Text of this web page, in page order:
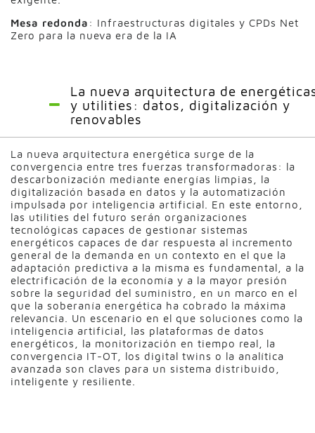
Mesa redonda : Infraestructuras digitales y CPDs Net
Zero para la nueva era de la IA
La nueva arquitectura de
y utilities: datos, digitalización y
renovables
La nueva arquitectura energética surge de la
convergencia entre tres fuerzas transformadoras: la
descarbonización mediante energías limpias, la
digitalización basada en datos y la automatización
impulsada por inteligencia artificial. En este entorno,
las utilities del futuro serán organizaciones
tecnológicas capaces de gestionar sistemas
energéticos capaces de dar respuesta al incremento
general de la demanda en un contexto en el que la
adaptación predictiva a la misma es fundamental, a la
electrificación de la economía y a la mayor presión
sobre la seguridad del suministro, en un marco en el
que la soberanía energética ha cobrado la máxima
relevancia. Un escenario en el que soluciones como la
inteligencia artificial, las plataformas de datos
energéticos, la monitorización en tiempo real, la
convergencia IT-OT, los digital twins o la analítica
avanzada son claves para un sistema distribuido,
inteligente y resiliente.